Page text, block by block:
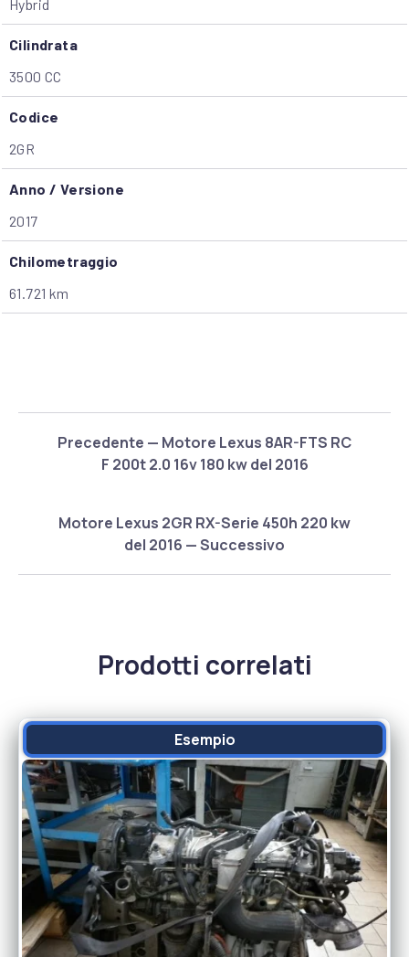
Hybrid
Cilindrata
3500 CC
Codice
2GR
Anno / Versione
2017
Chilometraggio
61.721 km
Precedente — Motore Lexus 8AR-FTS RC
F 200t 2.0 16v 180 kw del 2016
Motore Lexus 2GR RX-Serie 450h 220 kw
del 2016 — Successivo
Prodotti correlati
Esempio